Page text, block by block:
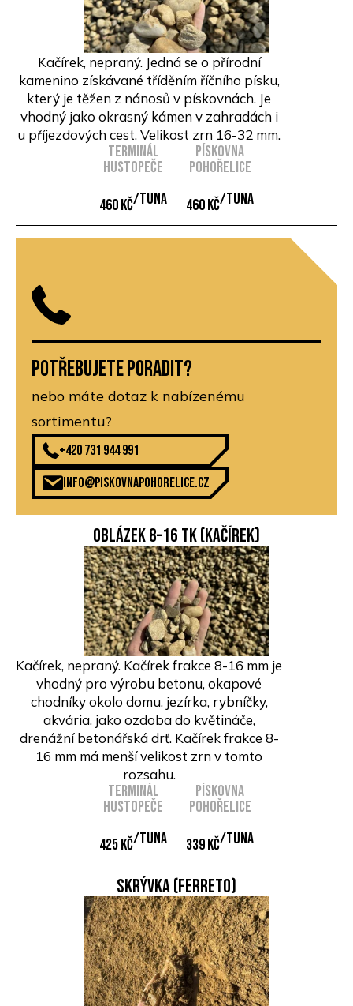
Kačírek, nepraný. Jedná se o přírodní
kamenino získávané tříděním říčního písku,
který je těžen z nánosů v pískovnách. Je
vhodný jako okrasný kámen v zahradách i
u příjezdových cest. Velikost zrn 16-32 mm.
Terminál
Hustopeče
460 Kč/Tuna
Pískovna
Pohořelice
460 Kč/Tuna
Potřebujete poradit?
nebo máte dotaz k nabízenému
sortimentu?
+420 731 944 991
info@piskovnapohorelice.cz
Oblázek 8–16 TK (kačírek)
Kačírek, nepraný. Kačírek frakce 8-16 mm je
vhodný pro výrobu betonu, okapové
chodníky okolo domu, jezírka, rybníčky,
akvária, jako ozdoba do květináče,
drenážní betonářská drť. Kačírek frakce 8-
16 mm má menší velikost zrn v tomto
rozsahu.
Terminál
Hustopeče
425 Kč/Tuna
Pískovna
Pohořelice
339 Kč/Tuna
Skrývka (ferreto)